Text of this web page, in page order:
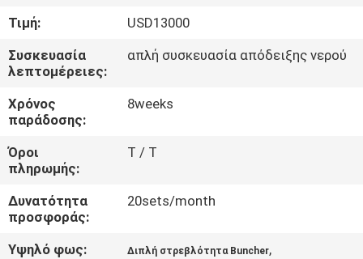
ΕΡΓΟΣΤΆΣΙΟ
ΈΛΕΓΧΟΣ
ΠΟΙΌΤΗΤΑΣ
ΕΠΙΚΟΙΝΩΝΉΣΤΕ
ΜΑΖΊ
ΜΑΣ
Τιμή:
USD13000
Συσκευασία
λεπτομέρειες:
απλή συσκευασία απόδειξης νερού
Χρόνος
παράδοσης:
8weeks
Όροι
πληρωμής:
T / T
Δυνατότητα
προσφοράς:
20sets/month
Υψηλό φως: Διπλή στρεβλότητα Buncher,